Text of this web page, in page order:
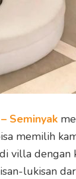
Seminyak
memilih
villa dengan
lukisan